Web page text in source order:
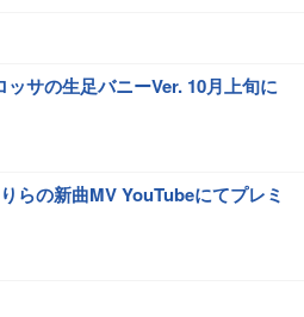
ッサの生足バニーVer. 10月上旬に
らの新曲MV YouTubeにてプレミ